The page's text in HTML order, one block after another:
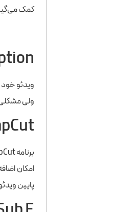
کمک
ولی مشکلی که
پایین